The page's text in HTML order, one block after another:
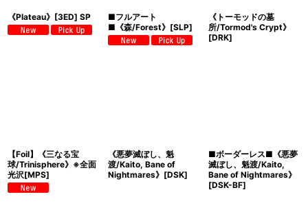
《Plateau》[3ED] SP
■フルアート
■《森/Forest》[SLP]
《トーモッドの墓
所/Tormod's Crypt》
[DRK]
【Foil】《三なる宝
球/Trinisphere》※全面
光沢[MPS]
《悪夢滅ぼし、魁
渡/Kaito, Bane of
Nightmares》[DSK]
■ボーダーレス■《悪夢
滅ぼし、魁渡/Kaito,
Bane of Nightmares》
[DSK-BF]